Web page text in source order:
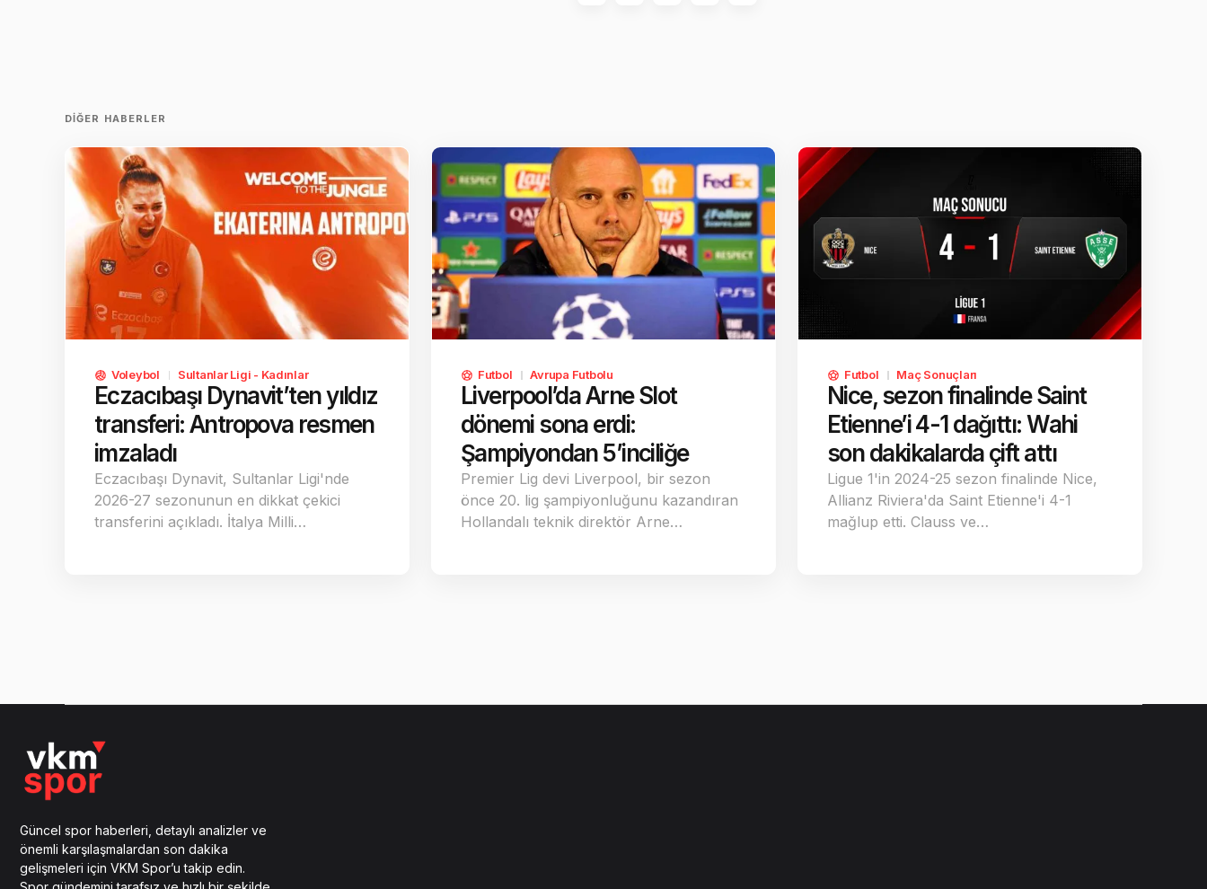
DIĞER HABERLER
Voleybol Sultanlar Ligi - Kadınlar
Eczacıbaşı Dynavit’ten yıldız
transferi: Antropova resmen
imzaladı
Eczacıbaşı Dynavit, Sultanlar Ligi'nde
2026-27 sezonunun en dikkat çekici
transferini açıkladı. İtalya Milli…
Futbol Avrupa Futbolu
Liverpool’da Arne Slot
dönemi sona erdi:
Şampiyondan 5’inciliğe
Premier Lig devi Liverpool, bir sezon
önce 20. lig şampiyonluğunu kazandıran
Hollandalı teknik direktör Arne…
Futbol Maç Sonuçları
Nice, sezon finalinde Saint
Etienne’i 4-1 dağıttı: Wahi
son dakikalarda çift attı
Ligue 1'in 2024-25 sezon finalinde Nice,
Allianz Riviera'da Saint Etienne'i 4-1
mağlup etti. Clauss ve…
Güncel spor haberleri, detaylı analizler ve
önemli karşılaşmalardan son dakika
gelişmeleri için VKM Spor’u takip edin.